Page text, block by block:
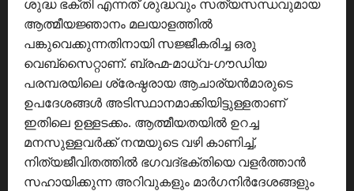
ശുദ്ധ ഭക്തി എന്നത് ശുദ്ധവും സത്യസന്ധവുമായ
ആത്മീയജ്ഞാനം മലയാളത്തിൽ
പങ്കുവെക്കുന്നതിനായി സജ്ജീകരിച്ച ഒരു
വെബ്സൈറ്റാണ്. ബ്രഹ്മ-മാധ്വ-ഗൗഡിയ
പരമ്പരയിലെ ശ്രേഷ്ഠരായ ആചാര്യൻമാരുടെ
ഉപദേശങ്ങൾ അടിസ്ഥാനമാക്കിയിട്ടുള്ളതാണ്
ഇതിലെ ഉള്ളടക്കം. ആത്മീയതയിൽ ഉറച്ച
മനസുള്ളവർക്ക് നന്മയുടെ വഴി കാണിച്ച്,
നിത്യജീവിതത്തിൽ ഭഗവദ്ഭക്തിയെ വളർത്താൻ
സഹായിക്കുന്ന അറിവുകളും മാർഗനിർദേശങ്ങളും